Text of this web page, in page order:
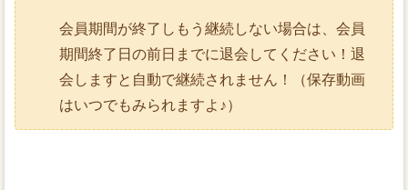
会員期間が終了しもう継続しない場合は、会員
期間終了日の前日までに退会してください！退
会しますと自動で継続されません！（保存動画
はいつでもみられますよ♪）